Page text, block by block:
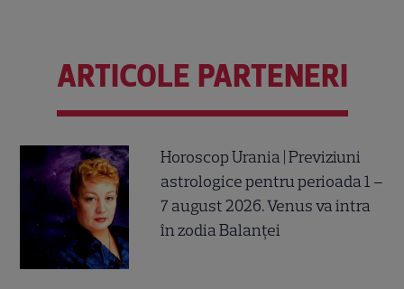
ARTICOLE PARTENERI
Horoscop Urania | Previziuni
astrologice pentru perioada 1 –
7 august 2026. Venus va intra
în zodia Balanței